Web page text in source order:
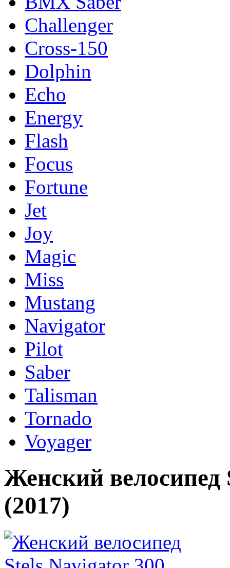
Challenger
Cross-150
Dolphin
Echo
Energy
Flash
Focus
Fortune
Jet
Joy
Magic
Miss
Mustang
Navigator
Pilot
Saber
Talisman
Tornado
Voyager
Женский велосипед
(2017)